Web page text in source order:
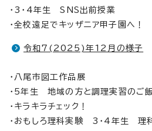
・3・4年生 SNS出前授業
・全校遠足でキッザニア甲子園へ！
令和7(2025)年12月の様子
・八尾市図工作品展
・5年生 地域の方と調理実習のご飯
・キラキラチェック！
・おもしろ理科実験 3・4年生 理